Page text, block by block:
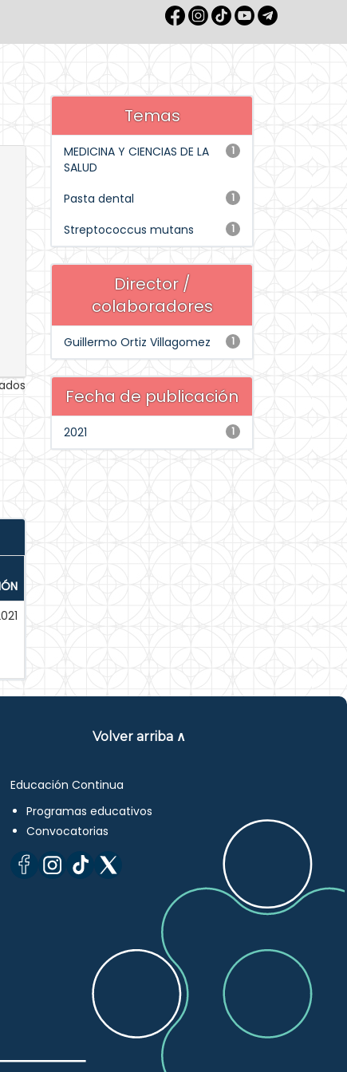
Temas
1
MEDICINA Y CIENCIAS DE LA
SALUD
1
Pasta dental
1
Streptococcus mutans
Director /
colaboradores
1
Guillermo Ortiz Villagomez
Fecha de publicación
1
2021
Volver arriba ∧
Educación Continua
Programas educativos
Convocatorias